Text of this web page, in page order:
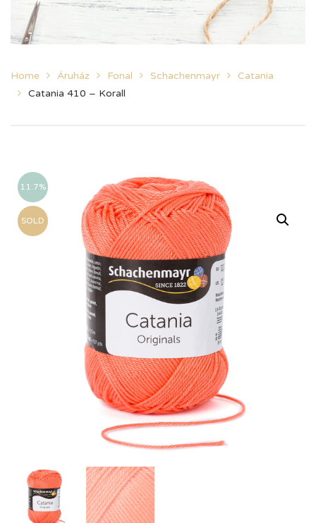
Home Áruház Fonal Schachenmayr
Catania
Catania 410 – Korall
11.7%
SOLD